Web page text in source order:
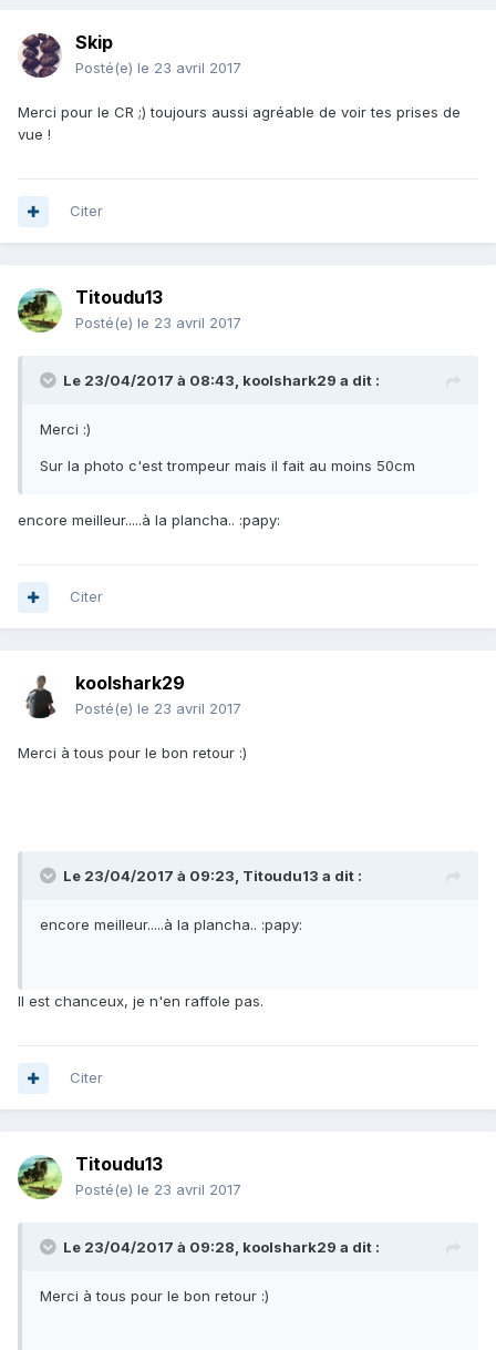
Skip
Posté(e) le 23 avril 2017
Merci pour le CR ;) toujours aussi agréable de voir tes prises de
vue !
Citer
Titoudu13
Posté(e) le 23 avril 2017
Le 23/04/2017 à 08:43, koolshark29 a dit :
Merci :)
Sur la photo c'est trompeur mais il fait au moins 50cm
encore meilleur.....à la plancha.. :papy:
Citer
koolshark29
Posté(e) le 23 avril 2017
Merci à tous pour le bon retour :)
Le 23/04/2017 à 09:23, Titoudu13 a dit :
encore meilleur.....à la plancha.. :papy:
Il est chanceux, je n'en raffole pas.
Citer
Titoudu13
Posté(e) le 23 avril 2017
Le 23/04/2017 à 09:28, koolshark29 a dit :
Merci à tous pour le bon retour :)